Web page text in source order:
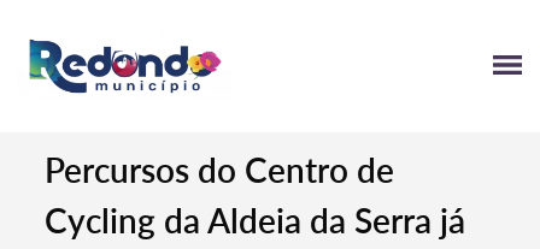
Percursos do Centro de
Cycling da Aldeia da Serra já